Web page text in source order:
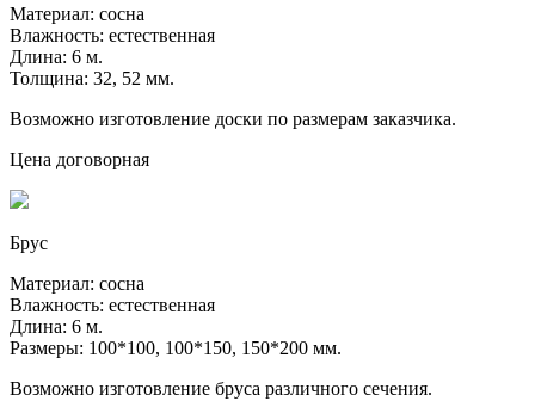
Материал: сосна
Влажность: естественная
Длина: 6 м.
Толщина: 32, 52 мм.
Возможно изготовление доски по размерам заказчика.
Цена договорная
Брус
Материал: сосна
Влажность: естественная
Длина: 6 м.
Размеры: 100*100, 100*150, 150*200 мм.
Возможно изготовление бруса различного сечения.